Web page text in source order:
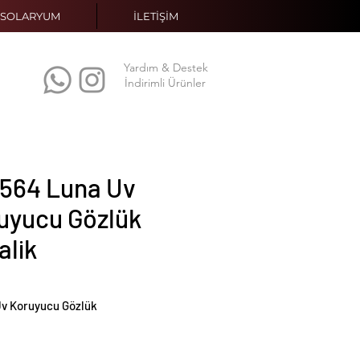
SOLARYUM İLETİŞİM
Yardım & Destek
İndirimli Ürünler
Luna Uv
Gözlük
Koruyucu Gözlük